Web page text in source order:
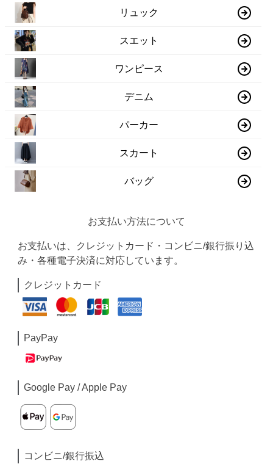
リュック
スエット
ワンピース
デニム
パーカー
スカート
バッグ
お支払い方法について
お支払いは、クレジットカード・コンビニ/銀行振り込
み・各種電子決済に対応しています。
クレジットカード
PayPay
Google Pay / Apple Pay
コンビニ/銀行振込